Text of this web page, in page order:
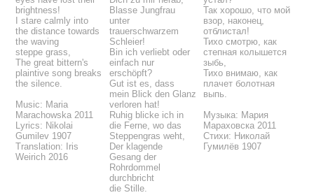
brightness!
I stare calmly into
the distance towards
the waving
steppe grass,
The great bittern's
plaintive song breaks
the silence.
Music: Maria
Marachowska 2011
Lyrics: Nikolai
Gumilev 1907
Translation: Iris
Weirich 2016
Blasse Jungfrau
unter
trauerschwarzem
Schleier!
Bin ich verliebt oder
einfach nur
erschöpft?
Gut ist es, dass
mein Blick den Glanz
verloren hat!
Ruhig blicke ich in
die Ferne, wo das
Steppengras weht,
Der klagende
Gesang der
Rohrdommel
durchbricht
die Stille.
Так хорошо, что мой
взор, наконец,
отблистал!
Тихо смотрю, как
степная колышется
зыбь,
Тихо внимаю, как
плачет болотная
выпь.
Музыка: Мария
Мараховска 2011
Стихи: Николай
Гумилёв 1907